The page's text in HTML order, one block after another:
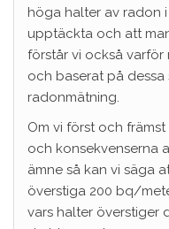
höga halter av radon
upptäckta och att
förstår vi också varför
och baserat på
radonmätning.
Om vi först och
och konsekvenserna
ämne så kan vi säga
överstiga 200 bq/
vars halter överstiger